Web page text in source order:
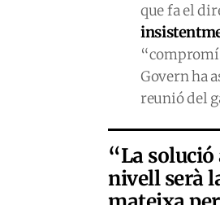
que fa el
Govern ha
reunió del
“La solució
nivell serà